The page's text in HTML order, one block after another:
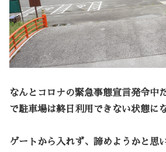
なんとコロナの緊急事態宣言発令中
で駐車場は終日利用できない状態に
ゲートから入れず、諦めようかと思